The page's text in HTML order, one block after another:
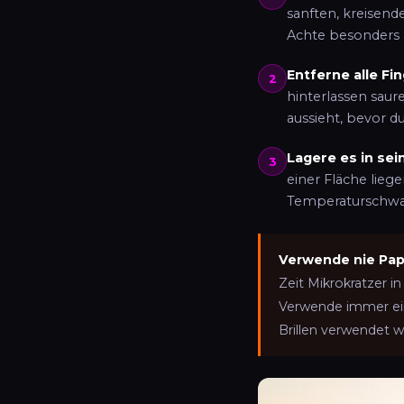
sanften,
Achte besonders
2
Entferne alle
hinterlassen
aussieht, bevor
3
Lagere es in
einer Fläche
Verwende nie
Zeit Mikrokratzer
Verwende immer
Brillen verwendet